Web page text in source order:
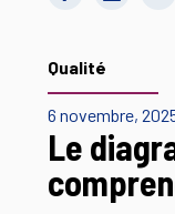
Qualité
6 novembre,
Le